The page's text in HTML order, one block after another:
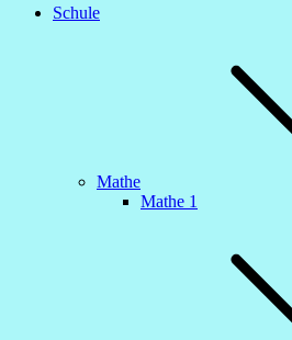
Schule
Mathe
Mathe 1